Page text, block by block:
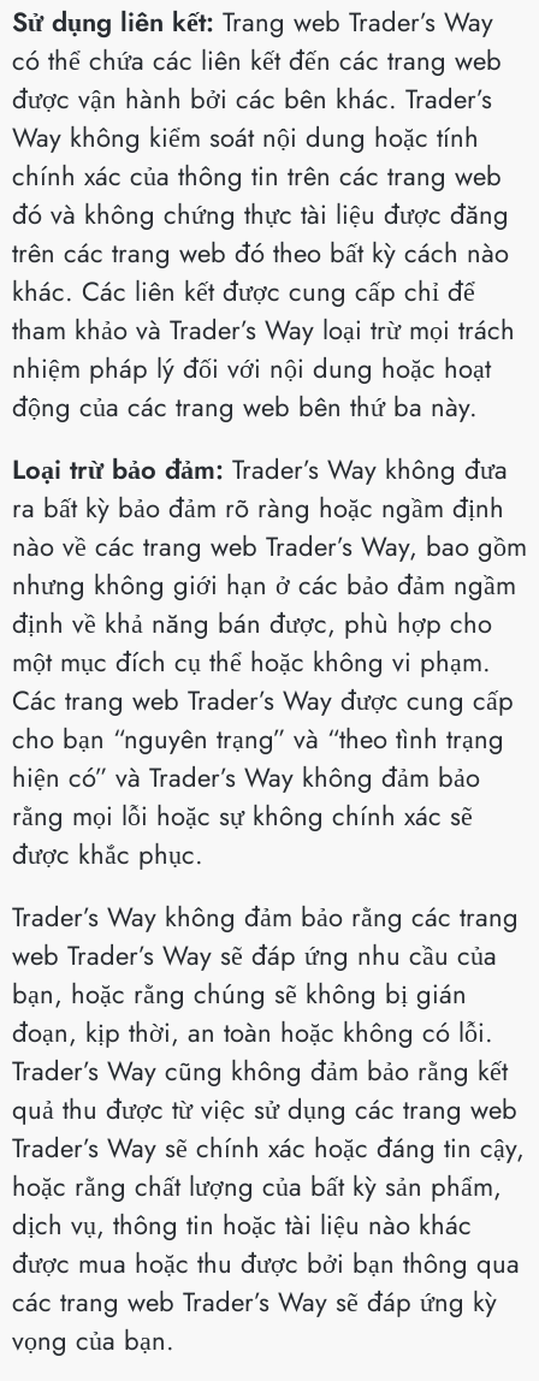
Sử dụng liên kết: Trang web Trader’s Way
có thể chứa các liên kết đến các trang web
được vận hành bởi các bên khác. Trader’s
Way không kiểm soát nội dung hoặc tính
chính xác của thông tin trên các trang web
đó và không chứng thực tài liệu được đăng
trên các trang web đó theo bất kỳ cách nào
khác. Các liên kết được cung cấp chỉ để
tham khảo và Trader’s Way loại trừ mọi trách
nhiệm pháp lý đối với nội dung hoặc hoạt
động của các trang web bên thứ ba này.
Loại trừ bảo đảm: Trader’s Way không đưa
ra bất kỳ bảo đảm rõ ràng hoặc ngầm định
nào về các trang web Trader’s Way, bao gồm
nhưng không giới hạn ở các bảo đảm ngầm
định về khả năng bán được, phù hợp cho
một mục đích cụ thể hoặc không vi phạm.
Các trang web Trader’s Way được cung cấp
cho bạn “nguyên trạng” và “theo tình trạng
hiện có” và Trader’s Way không đảm bảo
rằng mọi lỗi hoặc sự không chính xác sẽ
được khắc phục.
Trader’s Way không đảm bảo rằng các trang
web Trader’s Way sẽ đáp ứng nhu cầu của
bạn, hoặc rằng chúng sẽ không bị gián
đoạn, kịp thời, an toàn hoặc không có lỗi.
Trader’s Way cũng không đảm bảo rằng kết
quả thu được từ việc sử dụng các trang web
Trader’s Way sẽ chính xác hoặc đáng tin cậy,
hoặc rằng chất lượng của bất kỳ sản phẩm,
dịch vụ, thông tin hoặc tài liệu nào khác
được mua hoặc thu được bởi bạn thông qua
các trang web Trader’s Way sẽ đáp ứng kỳ
vọng của bạn.